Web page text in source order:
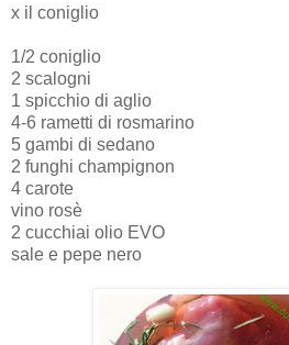
x il coniglio
1/2 coniglio
2 scalogni
1 spicchio di aglio
4-6 rametti di rosmarino
5 gambi di sedano
2 funghi champignon
4 carote
vino rosè
2 cucchiai olio EVO
sale e pepe nero